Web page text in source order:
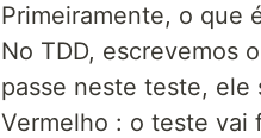
Primeiramente, o que
No TDD, escrevemos
passe neste teste, ele
Vermelho : o teste vai